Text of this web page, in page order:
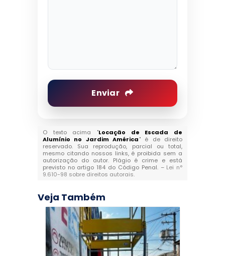
Enviar
O texto acima "Locação de Escada de
Alumínio no Jardim América" é de direito
reservado. Sua reprodução, parcial ou total,
mesmo citando nossos links, é proibida sem a
autorização do autor. Plágio é crime e está
previsto no artigo 184 do Código Penal. – Lei n°
9.610-98 sobre direitos autorais.
Veja Também